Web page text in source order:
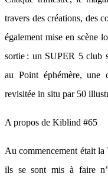
travers des créations, des
également mise en scène
sortie : un SUPER 5 club
au Point éphémère, une
revisitée in situ par 50
A propos de Kiblind #65
Au commencement était la
ils se sont mis à faire